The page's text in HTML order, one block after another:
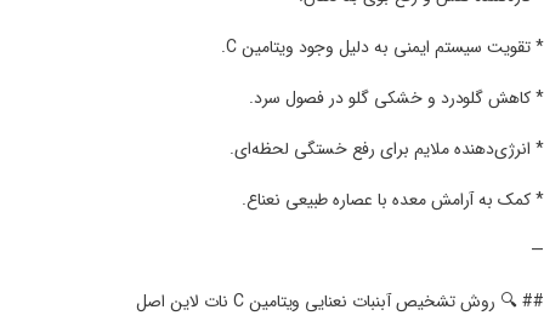
* تقویت سیستم ایمنی به دلیل وجود ویتامین C.
* کاهش گلودرد و خشکی گلو در فصول سرد.
* انرژی‌دهنده ملایم برای رفع خستگی لحظه‌ای.
* کمک به آرامش معده با عصاره طبیعی نعناع.
—
## 🔍 روش تشخیص آبنبات نعنایی ویتامین C نات لاین اصل